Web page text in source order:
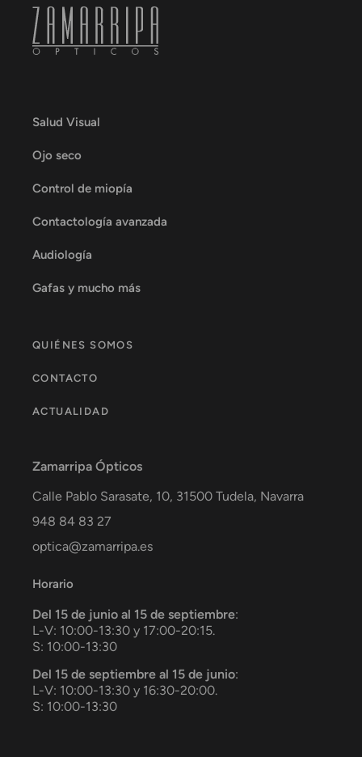
Salud Visual
Ojo seco
Control de miopía
Contactología avanzada
Audiología
Gafas y mucho más
QUIÉNES SOMOS
CONTACTO
ACTUALIDAD
Zamarripa Ópticos
Calle Pablo Sarasate, 10, 31500 Tudela, Navarra
948 84 83 27
optica@zamarripa.es
Horario
Del 15 de junio al 15 de septiembre:
L-V: 10:00-13:30 y 17:00-20:15.
S: 10:00-13:30
Del 15 de septiembre al 15 de junio:
L-V: 10:00-13:30 y 16:30-20:00.
S: 10:00-13:30